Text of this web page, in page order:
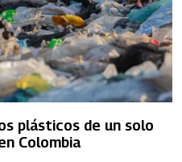
plásticos de un solo
Colombia